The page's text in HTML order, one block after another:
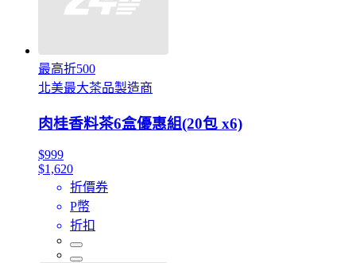
最高折500
北美最大茶品製造商
肉桂香料茶6盒優惠組(20包 x6)
$999
$1,620
折價券
P幣
折扣